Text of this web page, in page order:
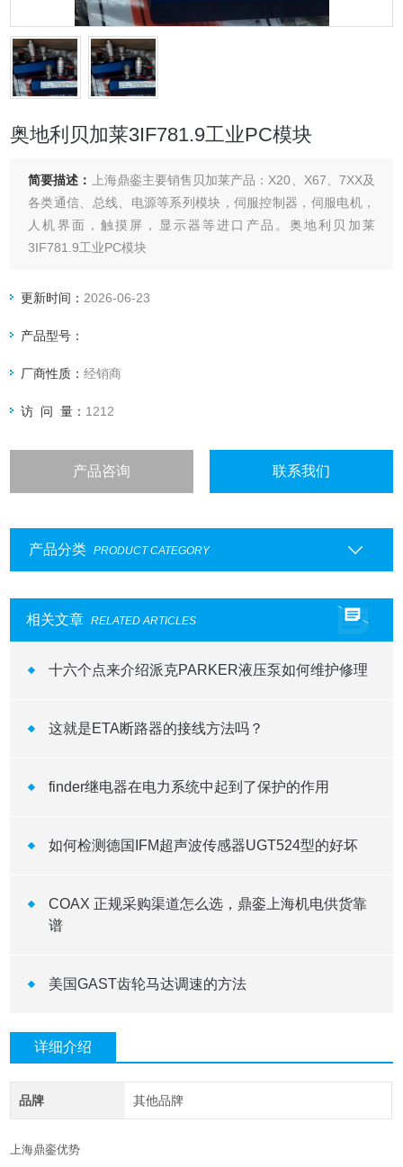
奥地利贝加莱3IF781.9工业PC模块
简要描述：
上海鼎銮主要销售贝加莱产品：X20、X67、7XX及
各类通信、总线、电源等系列模块，伺服控制器，伺服电机，
人机界面，触摸屏，显示器等进口产品。奥地利贝加莱
3IF781.9工业PC模块
更新时间： 2026-06-23
产品型号：
厂商性质：经销商
访 问 量： 1212
产品咨询 联系我们
产品分类 PRODUCT CATEGORY
相关文章 RELATED ARTICLES
十六个点来介绍派克PARKER液压泵如何维护修理
这就是ETA断路器的接线方法吗？
finder继电器在电力系统中起到了保护的作用
如何检测德国IFM超声波传感器UGT524型的好坏
COAX 正规采购渠道怎么选，鼎銮上海机电供货靠
谱
美国GAST齿轮马达调速的方法
详细介绍
品牌 其他品牌
上海鼎銮优势